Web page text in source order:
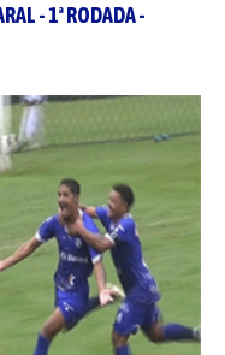
- 1ª RODADA -